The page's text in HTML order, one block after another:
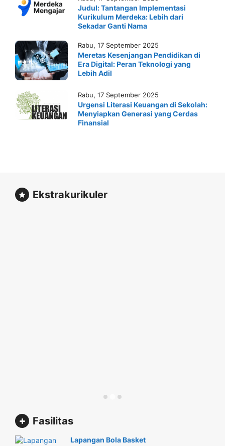
Judul: Tantangan Implementasi
Kurikulum Merdeka: Lebih dari
Sekadar Ganti Nama
Rabu, 17 September 2025
Meretas Kesenjangan Pendidikan di
Era Digital: Peran Teknologi yang
Lebih Adil
Rabu, 17 September 2025
Urgensi Literasi Keuangan di Sekolah:
Menyiapkan Generasi yang Cerdas
Finansial
Ekstrakurikuler
Fasilitas
Lapangan Bola Basket